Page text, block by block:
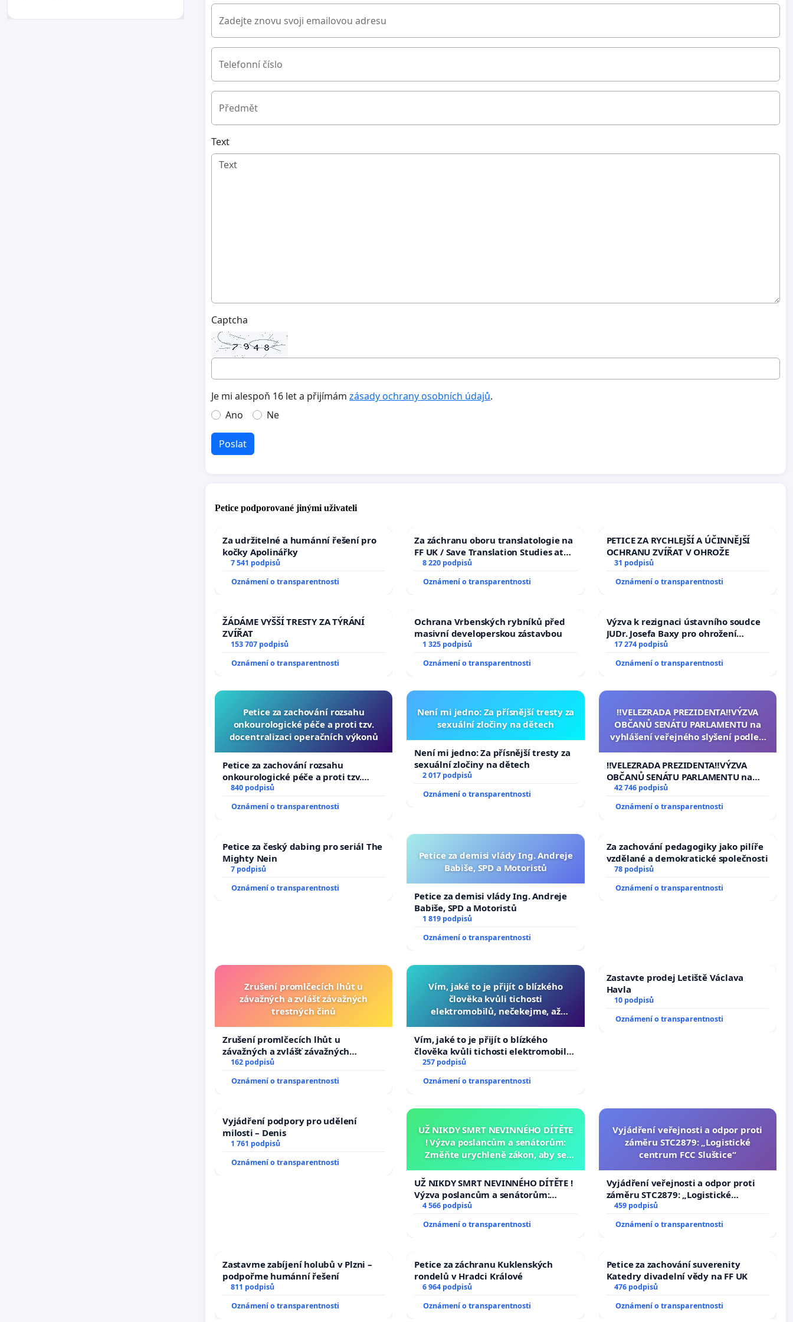
Zadejte znovu svoji emailovou adresu
Telefonní číslo
Předmět
Text
Captcha
Je mi alespoň 16 let a přijímám zásady ochrany osobních údajů.
Ano
Ne
Poslat
Petice podporované jinými uživateli
Za udržitelné a humánní řešení pro
kočky Apolinářky
7 541 podpisů
Oznámení o transparentnosti
Za záchranu oboru translatologie na
FF UK / Save Translation Studies at
the Faculty of Arts, Charles
8 220 podpisů
Oznámení o transparentnosti
PETICE ZA RYCHLEJŠÍ A ÚČINNĚJŠÍ
OCHRANU ZVÍŘAT V OHROŽE
31 podpisů
Oznámení o transparentnosti
ŽÁDÁME VYŠŠÍ TRESTY ZA TÝRÁNÍ
ZVÍŘAT
153 707 podpisů
Oznámení o transparentnosti
Ochrana Vrbenských rybníků před
masivní developerskou zástavbou
1 325 podpisů
Oznámení o transparentnosti
Výzva k rezignaci ústavního soudce
JUDr. Josefa Baxy pro ohrožení
důvěry ve spravedlivý proces
17 274 podpisů
Oznámení o transparentnosti
Petice za zachování rozsahu
onkourologické péče a proti tzv.
docentralizaci operačních výkonů
Petice za zachování rozsahu
onkourologické péče a proti tzv.
docentralizaci operačních výkonů
840 podpisů
Oznámení o transparentnosti
Není mi jedno: Za přísnější tresty za
sexuální zločiny na dětech
Není mi jedno: Za přísnější tresty za
sexuální zločiny na dětech
2 017 podpisů
Oznámení o transparentnosti
‼️VELEZRADA PREZIDENTA‼️VÝZVA
OBČANŮ SENÁTU PARLAMENTU na
vyhlášení veřejného slyšení podle §
návrhu na přijetí usnesení k podání
ústavní žaloby na prezidenta
republiky
‼️VELEZRADA PREZIDENTA‼️VÝZVA
OBČANŮ SENÁTU PARLAMENTU na
vyhlášení veřejného slyšení podle §
na přijetí usnesení k podání ústavní
42 746 podpisů
Oznámení o transparentnosti
Petice za český dabing pro seriál The
Mighty Nein
7 podpisů
Oznámení o transparentnosti
Petice za demisi vlády Ing. Andreje
Babiše, SPD a Motoristů
Petice za demisi vlády Ing. Andreje
Babiše, SPD a Motoristů
1 819 podpisů
Oznámení o transparentnosti
Za zachování pedagogiky jako pilíře
vzdělané a demokratické společnosti
78 podpisů
Oznámení o transparentnosti
Zrušení promlčecích lhůt u
závažných a zvlášť závažných
trestných činů
Zrušení promlčecích lhůt u
závažných a zvlášť závažných
trestných činů
162 podpisů
Oznámení o transparentnosti
Vím, jaké to je přijít o blízkého
člověka kvůli tichosti
elektromobilů, nečekejme, až
auta!
Vím, jaké to je přijít o blízkého
člověka kvůli tichosti elektromobilů,
nečekejme, až přibydou další,
257 podpisů
Oznámení o transparentnosti
Zastavte prodej Letiště Václava
Havla
10 podpisů
Oznámení o transparentnosti
Vyjádření podpory pro udělení
milosti – Denis
1 761 podpisů
Oznámení o transparentnosti
UŽ NIKDY SMRT NEVINNÉHO DÍTĚTE
! Výzva poslancům a senátorům:
Změňte urychleně zákon, aby se
opakovat!
UŽ NIKDY SMRT NEVINNÉHO DÍTĚTE !
Výzva poslancům a senátorům:
Změňte urychleně zákon, aby se
opakovat!
4 566 podpisů
Oznámení o transparentnosti
Vyjádření veřejnosti a odpor proti
záměru STC2879: „Logistické
centrum FCC Sluštice“
Vyjádření veřejnosti a odpor proti
záměru STC2879: „Logistické
centrum FCC Sluštice“
459 podpisů
Oznámení o transparentnosti
Zastavme zabíjení holubů v Plzni –
podpořme humánní řešení
811 podpisů
Oznámení o transparentnosti
Petice za záchranu Kuklenských
rondelů v Hradci Králové
6 964 podpisů
Oznámení o transparentnosti
Petice za zachování suverenity
Katedry divadelní vědy na FF UK
476 podpisů
Oznámení o transparentnosti